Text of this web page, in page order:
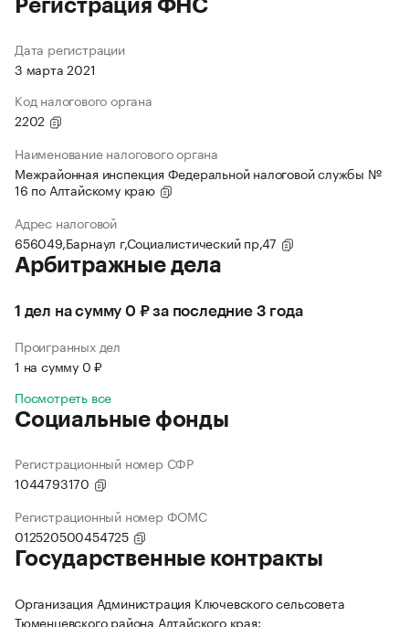
Регистрация ФНС
Дата регистрации
3 марта 2021
Код налогового органа
2202
Наименование налогового органа
Межрайонная инспекция Федеральной налоговой службы №
16 по Алтайскому краю
Адрес налоговой
656049,Барнаул г,Социалистический пр,47
Арбитражные дела
1 дел на сумму 0 ₽ за последние 3 года
Проигранных дел
1 на сумму 0 ₽
Посмотреть все
Социальные фонды
Регистрационный номер СФР
1044793170
Регистрационный номер ФОМС
012520500454725
Государственные контракты
Организация Администрация Ключевского сельсовета
Тюменцевского района Алтайского края: